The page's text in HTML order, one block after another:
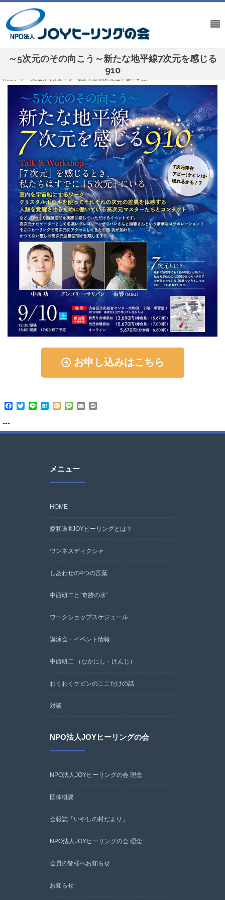
～5次元のその向こう～新たな地平線7次元を感じる
910
Home / ～5次元のその向こう～新たな地平線7次元を感じる910
お申し込みはこちら
Facebook
Twitter
Line Hatena
Mixi Message
Email
---
メニュー
HOME
愛和道®JOYヒーリングとは？
ワンネスディクシャ
しあわせの4つの言葉
中西研二と“奇跡の水”
ワークショップスケジュール
講演会・イベント情報
中西研二 （なかにし・けんじ）
わくわくケビンのここだけの話
対談
NPO法人JOYヒーリングの会
NPO法人JOYヒーリングの会 理念
団体概要
会報誌「いやしの村だより」
NPO法人JOYヒーリングの会 理念
会員の皆様へお知らせ
お知らせ